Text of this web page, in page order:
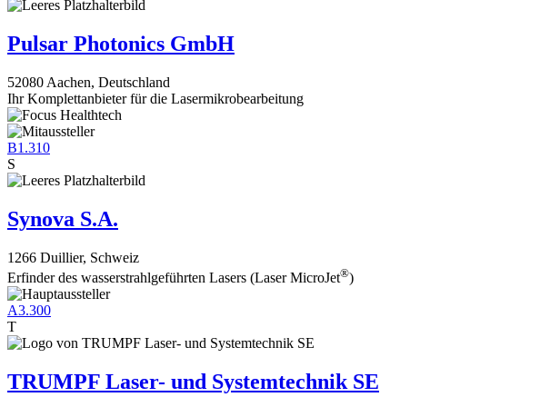
Pulsar Photonics GmbH
52080 Aachen, Deutschland
Ihr Komplettanbieter für die Lasermikrobearbeitung
B1.310
S
Synova S.A.
1266 Duillier, Schweiz
Erfinder des wasserstrahlgeführten Lasers (Laser MicroJet®)
A3.300
T
TRUMPF Laser- und Systemtechnik SE